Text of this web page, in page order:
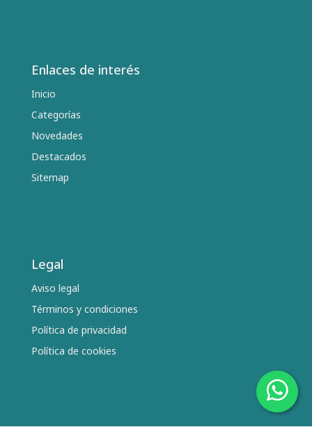
Enlaces de interés
Inicio
Categorías
Novedades
Destacados
Sitemap
Legal
Aviso legal
Términos y condiciones
Política de privacidad
Política de cookies